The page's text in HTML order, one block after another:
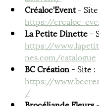
Créaloc'Event -
https://crealoc-
La Petite Dinette -
https://
nes.com/catalogue
BC Création - Site :
https://
/